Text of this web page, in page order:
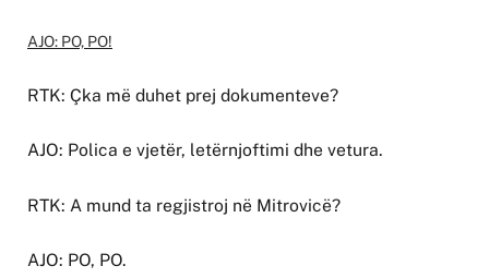
AJO: PO, PO!
RTK: Çka më duhet prej dokumenteve?
AJO: Polica e vjetër, letërnjoftimi dhe vetura.
RTK: A mund ta regjistroj në Mitrovicë?
AJO: PO, PO.